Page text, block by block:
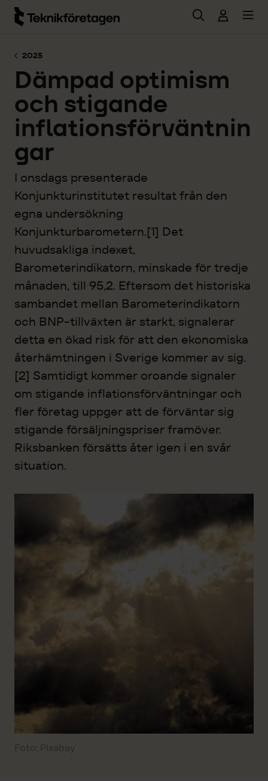
Hoppa till huvudinnehåll
2025
Dämpad optimism
och stigande
inflationsförväntnin
gar
I onsdags presenterade
Konjunkturinstitutet resultat från den
egna undersökning
Konjunkturbarometern.[1] Det
huvudsakliga indexet,
Barometerindikatorn, minskade för tredje
månaden, till 95,2. Eftersom det historiska
sambandet mellan Barometerindikatorn
och BNP-tillväxten är starkt, signalerar
detta en ökad risk för att den ekonomiska
återhämtningen i Sverige kommer av sig.
[2] Samtidigt kommer oroande signaler
om stigande inflationsförväntningar och
fler företag uppger att de förväntar sig
stigande försäljningspriser framöver.
Riksbanken försätts åter igen i en svår
situation.
Foto: Pixabay